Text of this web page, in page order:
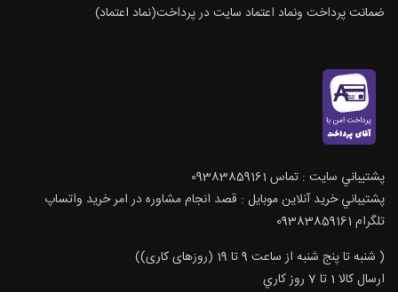
ضمانت پرداخت ونماد اعتماد سایت در پرداخت(نماد اعتماد)
پشتيباني سايت : تماس 09383859161
پشتيباني خريد آنلاين موبايل : قصد انجام مشاوره در امر خرید واتساپ
تلگرام 09383859161
( شنبه تا پنج شنبه از ساعت 9 تا 19 (روزهای کاری))
ارسال كالا 1 تا 7 روز كاري